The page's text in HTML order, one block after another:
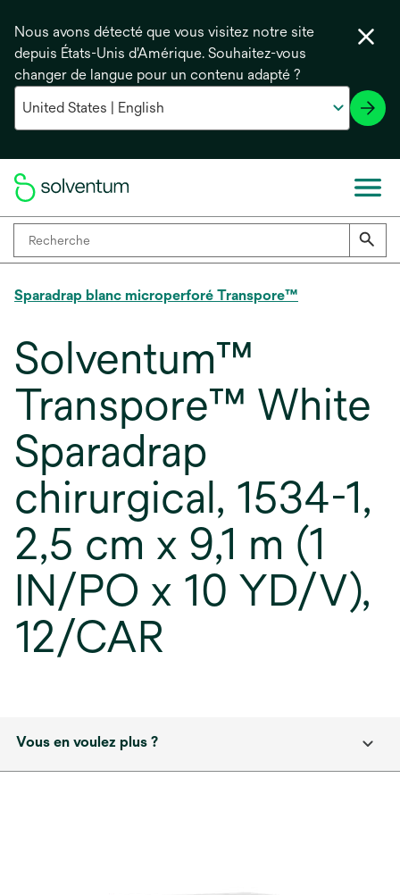
Nous avons détecté que vous visitez notre site
depuis États-Unis d'Amérique. Souhaitez-vous
changer de langue pour un contenu adapté ?
Sparadrap blanc microperforé Transpore™
Solventum™
Transpore™ White
Sparadrap
chirurgical, 1534-1,
2,5 cm x 9,1 m (1
IN/PO x 10 YD/V),
12/CAR
Vous en voulez plus ?